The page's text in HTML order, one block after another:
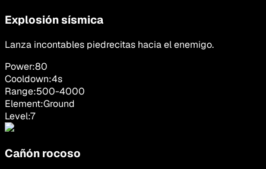
Explosión sísmica
Lanza incontables piedrecitas hacia el enemigo.
Power:80
Cooldown:4s
Range:500-4000
Element:Ground
Level:7
Cañón rocoso